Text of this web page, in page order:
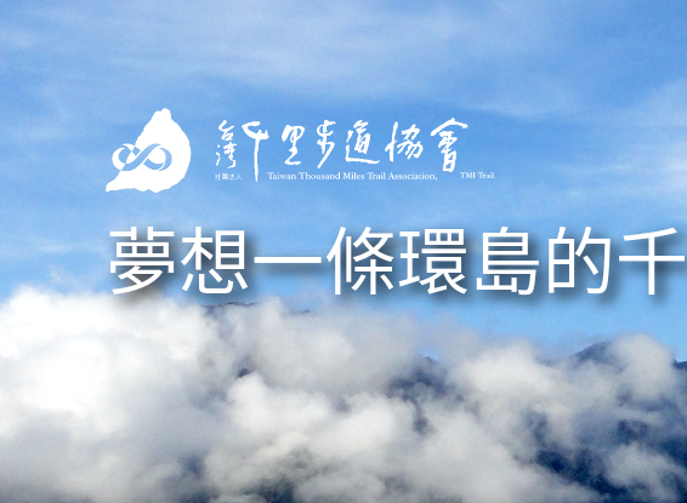
夢想一條環島的